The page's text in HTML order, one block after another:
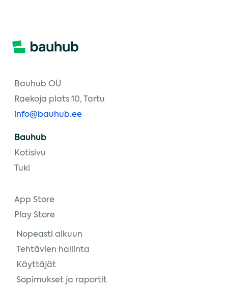
Bauhub OÜ
Raekoja plats 10, Tartu
info@bauhub.ee
Bauhub
Kotisivu
Tuki
App Store
Play Store
Nopeasti alkuun
Tehtävien hallinta
Käyttäjät
Sopimukset ja raportit